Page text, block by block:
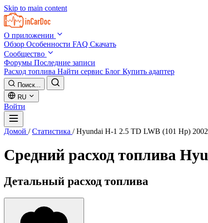
Skip to main content
О приложении
Обзор Особенности FAQ Скачать
Сообщество
Форумы Последние записи
Расход топлива Найти сервис Блог Купить адаптер
Поиск...
RU
Войти
Домой / Статистика / Hyundai H-1 2.5 TD LWB (101 Hp)
Средний расход топлива
Детальный расход топлива